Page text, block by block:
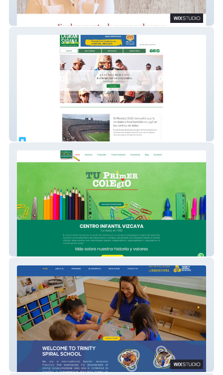
Revista La Gran Sabana
Centro Infantil Vizcaya
Trinity Spiral School